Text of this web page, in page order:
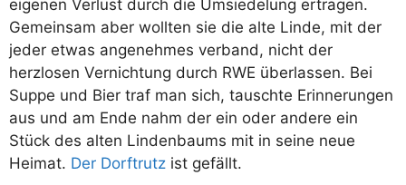
eigenen Verlust durch die Umsiedelung ertragen.
Gemeinsam aber wollten sie die alte Linde, mit der
jeder etwas angenehmes verband, nicht der
herzlosen Vernichtung durch RWE überlassen. Bei
Suppe und Bier traf man sich, tauschte Erinnerungen
aus und am Ende nahm der ein oder andere ein
Stück des alten Lindenbaums mit in seine neue
Heimat. Der Dorftrutz ist gefällt.